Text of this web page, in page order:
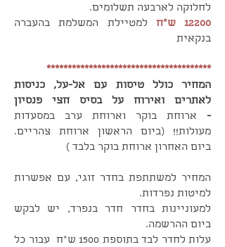
לחלוקה לארבעה תשלומים.
12200 ש"ח
למטיילת המשלמת בהעברה
בנקאית
***************************************
המחיר כולל טיסות עם אל-על, כניסות
לאתרים ואירוח על בסיס חצי פנסיון
- ארוחת בוקר וארוחת ערב במסעדות
מעולות!! (ביום הראשון ארוחת צהריים.
ביום האחרון ארוחת בוקר בלבד )
המחיר למשתתפת בחדר זוגי, עם אפשרות
למיטות נפרדות.
למעוניינות בחדר חדר בנפרד, יש לבקש
ביום ההרשמה.
עלות לחדר לבד בתוספת 1500 ש"ח עבור כל